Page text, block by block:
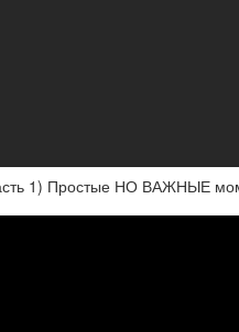
1) Простые НО ВАЖНЫЕ